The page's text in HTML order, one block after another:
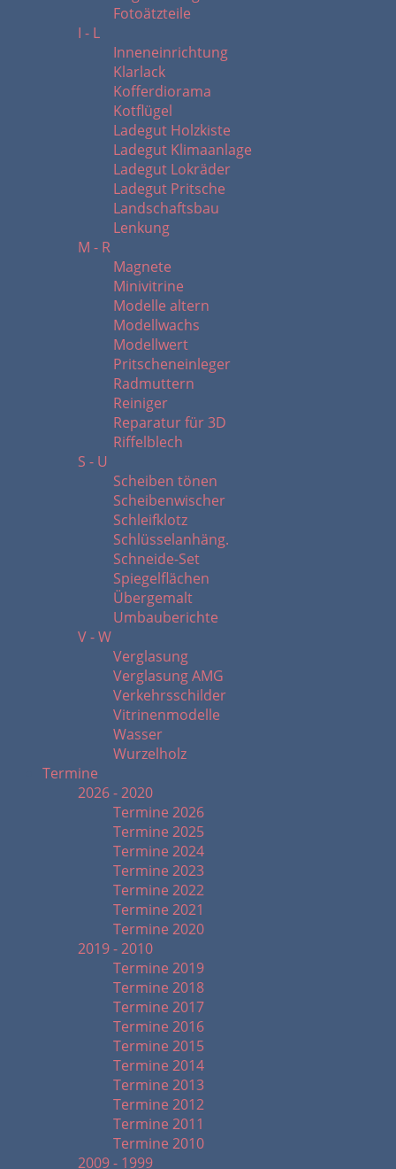
Fotoätzteile
I - L
Inneneinrichtung
Klarlack
Kofferdiorama
Kotflügel
Ladegut Holzkiste
Ladegut Klimaanlage
Ladegut Lokräder
Ladegut Pritsche
Landschaftsbau
Lenkung
M - R
Magnete
Minivitrine
Modelle altern
Modellwachs
Modellwert
Pritscheneinleger
Radmuttern
Reiniger
Reparatur für 3D
Riffelblech
S - U
Scheiben tönen
Scheibenwischer
Schleifklotz
Schlüsselanhäng.
Schneide-Set
Spiegelflächen
Übergemalt
Umbauberichte
V - W
Verglasung
Verglasung AMG
Verkehrsschilder
Vitrinenmodelle
Wasser
Wurzelholz
Termine
2026 - 2020
Termine 2026
Termine 2025
Termine 2024
Termine 2023
Termine 2022
Termine 2021
Termine 2020
2019 - 2010
Termine 2019
Termine 2018
Termine 2017
Termine 2016
Termine 2015
Termine 2014
Termine 2013
Termine 2012
Termine 2011
Termine 2010
2009 - 1999